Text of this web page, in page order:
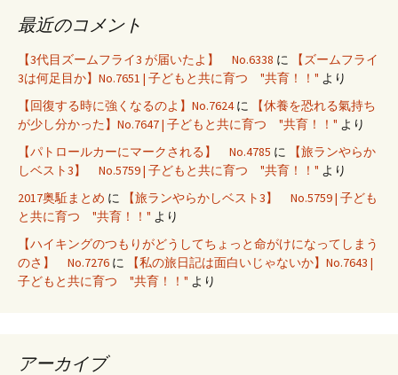
最近のコメント
【3代目ズームフライ3 が届いたよ】 No.6338 に
【ズームフライ
3は何足目か】No.7651 | 子どもと共に育つ "共育！！" より
【回復する時に強くなるのよ】No.7624に
【休養を恐れる氣持ち
が少し分かった】No.7647 | 子どもと共に育つ "共育！！" より
【パトロールカーにマークされる】 No.4785 に
【旅ランやらか
しベスト3】 No.5759 | 子どもと共に育つ "共育！！" より
2017奥駈まとめ に
【旅ランやらかしベスト3】 No.5759 | 子ども
と共に育つ "共育！！" より
【ハイキングのつもりがどうしてちょっと命がけになってしまう
のさ】 No.7276 に
【私の旅日記は面白いじゃないか】No.7643 |
子どもと共に育つ "共育！！" より
アーカイブ